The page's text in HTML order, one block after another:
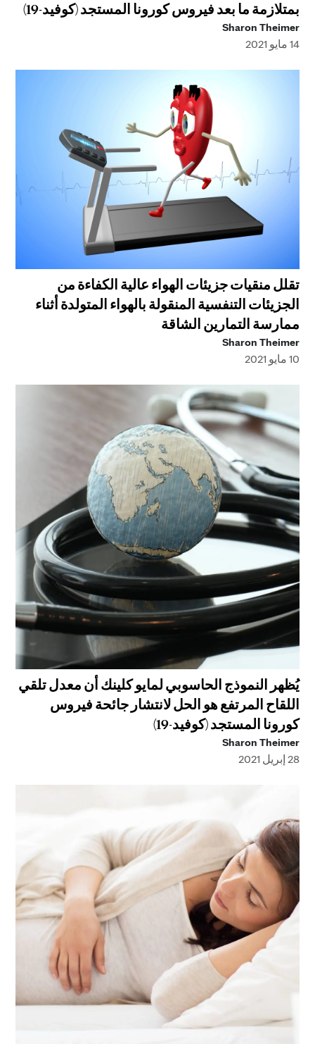
بمتلازمة ما بعد فيروس كورونا المستجد (كوفيد-19)
Sharon Theimer
14 مايو 2021
تقلل منقيات جزيئات الهواء عالية الكفاءة من
الجزيئات التنفسية المنقولة بالهواء المتولدة أثناء
ممارسة التمارين الشاقة
Sharon Theimer
10 مايو 2021
يُظهر النموذج الحاسوبي لمايو كلينك أن معدل تلقي
اللقاح المرتفع هو الحل لانتشار جائحة فيروس
كورونا المستجد (كوفيد-19)
Sharon Theimer
28 إبريل 2021